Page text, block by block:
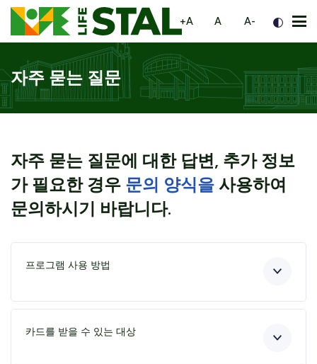
페이지 탐색으로 이동
내용으로 이동
하단으로 이동
+Awiększa czcionka
Anormalna czcionka
A- mniejsza
메
자주 묻는 질문
자주 묻는 질문에 대한 답변, 추가 정보
가 필요한 경우 문의 양식을 사용하여
문의하시기 바랍니다.
프로그램 사용 방법
카드를 받을 수 있는 대상